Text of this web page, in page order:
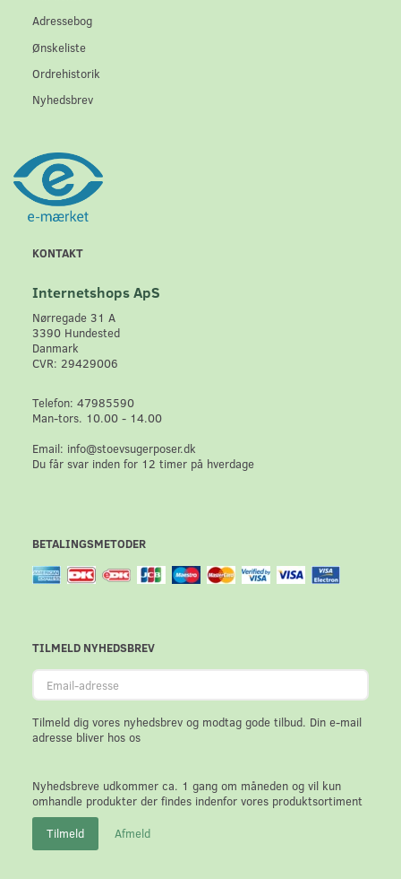
Adressebog
Ønskeliste
Ordrehistorik
Nyhedsbrev
KONTAKT
Internetshops ApS
Nørregade 31 A
3390 Hundested
Danmark
CVR: 29429006
Telefon: 47985590
Man-tors. 10.00 - 14.00
Email: info@stoevsugerposer.dk
Du får svar inden for 12 timer på hverdage
BETALINGSMETODER
TILMELD NYHEDSBREV
Email-
adresse
Tilmeld dig vores nyhedsbrev og modtag gode tilbud. Din e-mail
adresse bliver hos os
Nyhedsbreve udkommer ca. 1 gang om måneden og vil kun
omhandle produkter der findes indenfor vores produktsortiment
Tilmeld Afmeld